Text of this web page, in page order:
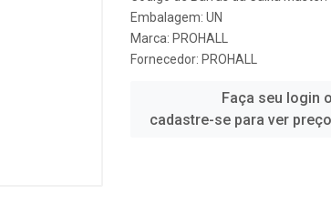
Embalagem: UN
Marca: PROHALL
Fornecedor: PROHALL
Faça seu login
cadastre-se para ver